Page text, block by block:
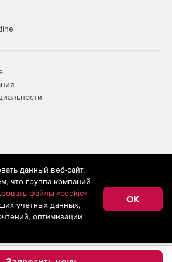
схем с поддержкой многолистовых и
проверка корректности соединений.
печатных плат
проводников с учётом
включая дифференциальные
цепи;
ПП с настройкой стека
и материалов;
store.softline.ru применяются
(информационные технологии
на основе сбора,
сведений, относящихся к
сети «Интернет»,
Российской Федерации)
данный веб-сайт,
что группа компаний
файлы «cookie»
учетных данных,
оптимизации
OK